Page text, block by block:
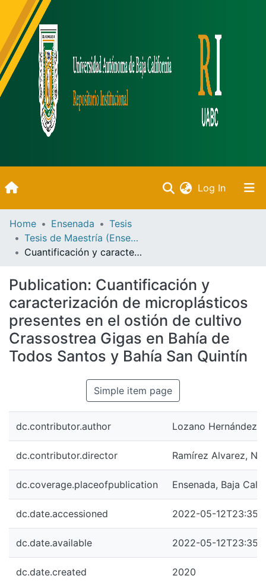
Log In(current)
Inicio
Communities & Collections
Statistics
Bibliotecas
Home Ensenada
Tesis
Tesis de Maestría (Ensenada)
Cuantificación y caracterización de microplásticos presentes en el ostión de cultivo Crassostrea Gigas en Bahía de Todos Santos y Bahía San Quintín
Publication: Cuantificación y
caracterización de microplásticos
presentes en el ostión de cultivo
Crassostrea Gigas en Bahía de
Todos Santos y Bahía San Quintín
Simple item page
dc.contributor.author Lozano Hernández,
dc.contributor.director Ramírez Alvarez,
dc.coverage.placeofpublication Ensenada, Baja
dc.date.accessioned 2022-05-
dc.date.available 2022-05-
dc.date.created 2020